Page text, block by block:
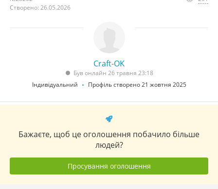
Створено: 26.05.2026
Craft-OK
Був онлайн 26 травня 23:18
Індивідуальний
Профіль створено 21 жовтня 2025
Бажаєте, щоб це оголошення побачило більше
людей?
Просування оголошення